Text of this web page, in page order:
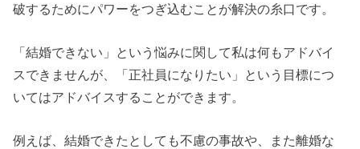
破するためにパワーをつぎ込むことが解決の糸口です。
「結婚できない」という悩みに関して私は何もアドバイ
スできませんが、「正社員になりたい」という目標につ
いてはアドバイスすることができます。
例えば、結婚できたとしても不慮の事故や、また離婚な